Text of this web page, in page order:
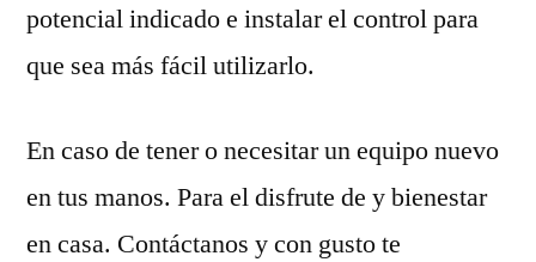
potencial indicado e instalar el control para
que sea más fácil utilizarlo.
En caso de tener o necesitar un equipo nuevo
en tus manos. Para el disfrute de y bienestar
en casa. Contáctanos y con gusto te